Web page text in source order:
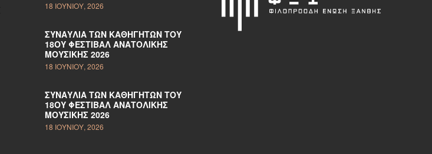
18 ΙΟΥΝΊΟΥ, 2026
ΣΥΝΑΥΛΊΑ ΤΩΝ ΚΑΘΗΓΗΤΏΝ ΤΟΥ
18ΟΥ ΦΕΣΤΙΒΆΛ ΑΝΑΤΟΛΙΚΉΣ
ΜΟΥΣΙΚΉΣ 2026
18 ΙΟΥΝΊΟΥ, 2026
ΣΥΝΑΥΛΊΑ ΤΩΝ ΚΑΘΗΓΗΤΏΝ ΤΟΥ
18ΟΥ ΦΕΣΤΙΒΆΛ ΑΝΑΤΟΛΙΚΉΣ
ΜΟΥΣΙΚΉΣ 2026
18 ΙΟΥΝΊΟΥ, 2026